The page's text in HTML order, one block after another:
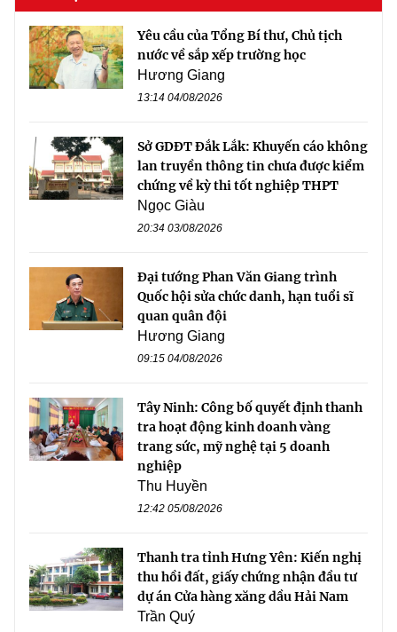
Yêu cầu của Tổng Bí thư, Chủ tịch
nước về sắp xếp trường học
Hương Giang
13:14 04/08/2026
Sở GDĐT Đắk Lắk: Khuyến cáo không
lan truyền thông tin chưa được kiểm
chứng về kỳ thi tốt nghiệp THPT
Ngọc Giàu
20:34 03/08/2026
Đại tướng Phan Văn Giang trình
Quốc hội sửa chức danh, hạn tuổi sĩ
quan quân đội
Hương Giang
09:15 04/08/2026
Tây Ninh: Công bố quyết định thanh
tra hoạt động kinh doanh vàng
trang sức, mỹ nghệ tại 5 doanh
nghiệp
Thu Huyền
12:42 05/08/2026
Thanh tra tỉnh Hưng Yên: Kiến nghị
thu hồi đất, giấy chứng nhận đầu tư
dự án Cửa hàng xăng dầu Hải Nam
Trần Quý